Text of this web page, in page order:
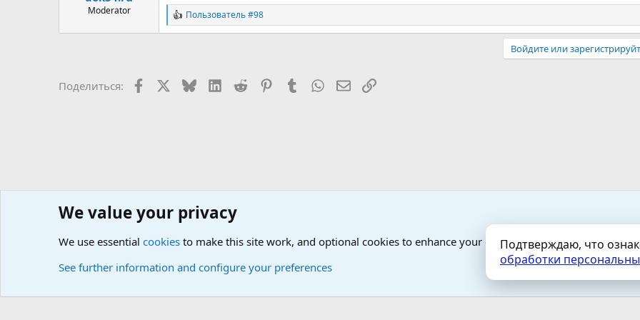
Moderator
Р
е
Пользователь #98
Войдите или
Поделиться: Facebook BlueskyLinkedInReddit PinterestTumblrWhatsAppЭлектронная почта
Ссылка
Сайт доктора Мостовского Форумы
Контактная форма Условия и правила
We value your privacy
We use essential cookies to make this site work, and optional cookies to enhance your experience.
See further information and configure your preferences
Подтверждаю, что
обработки